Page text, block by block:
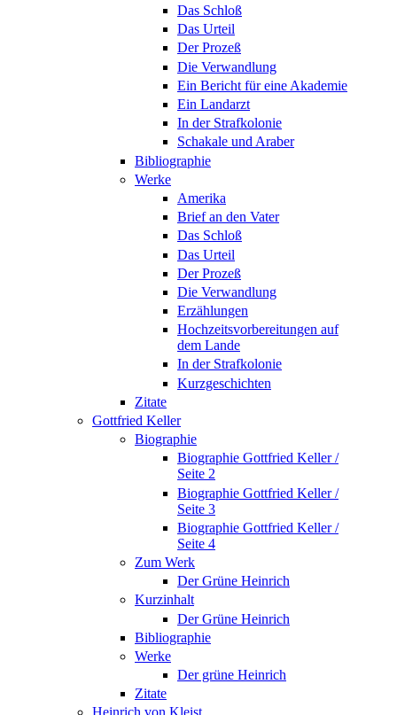
Das Schloß
Das Urteil
Der Prozeß
Die Verwandlung
Ein Bericht für eine Akademie
Ein Landarzt
In der Strafkolonie
Schakale und Araber
Bibliographie
Werke
Amerika
Brief an den Vater
Das Schloß
Das Urteil
Der Prozeß
Die Verwandlung
Erzählungen
Hochzeitsvorbereitungen auf
dem Lande
In der Strafkolonie
Kurzgeschichten
Zitate
Gottfried Keller
Biographie
Biographie Gottfried Keller /
Seite 2
Biographie Gottfried Keller /
Seite 3
Biographie Gottfried Keller /
Seite 4
Zum Werk
Der Grüne Heinrich
Kurzinhalt
Der Grüne Heinrich
Bibliographie
Werke
Der grüne Heinrich
Zitate